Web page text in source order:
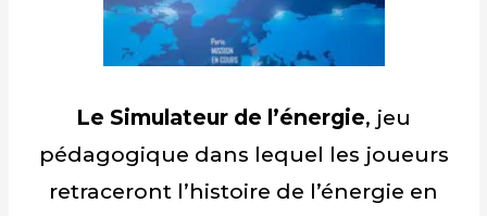
Le Simulateur de l’énergie, jeu
pédagogique dans lequel les joueurs
retraceront l’histoire de l’énergie en